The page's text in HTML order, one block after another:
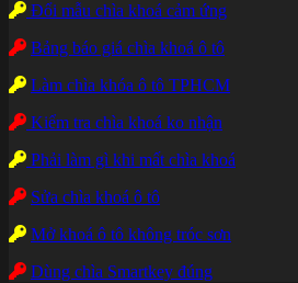
Đổi mẫu chìa khoá cảm ứng
Bảng báo giá chìa khoá ô tô
Làm chìa khóa ô tô TPHCM
Kiểm tra chìa khoá ko nhận
Phải làm gì khi mất chìa khoá
Sửa chìa khoá ô tô
Mở khoá ô tô không tróc sơn
Dùng chìa Smartkey đúng